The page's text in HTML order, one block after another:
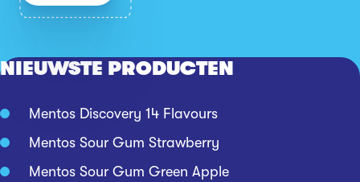
NIEUWSTE PRODUCTEN
Mentos Discovery 14 Flavours
Mentos Sour Gum Strawberry
Mentos Sour Gum Green Apple